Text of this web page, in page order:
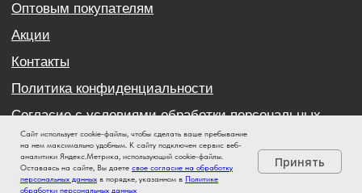
Сайт использует cookie-файлы, чтобы сделать ваше пребывание
на нем максимально удобным. К cайту подключен сервис веб-
аналитики Яндекс.Метрика, использующий cookie-файлы.
Оставаясь на сайте, Вы даете свое согласие на обработку
персональных данных в порядке, указанном в Политике
обработки персональных данных
Принять